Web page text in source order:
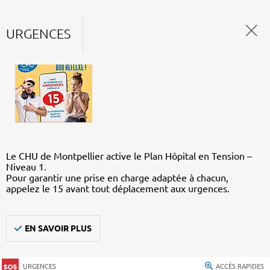
URGENCES
Le CHU de Montpellier active le Plan Hôpital en Tension –
Niveau 1.
Pour garantir une prise en charge adaptée à chacun,
appelez le 15 avant tout déplacement aux urgences.
EN SAVOIR PLUS
URGENCES ACCÈS RAPIDES